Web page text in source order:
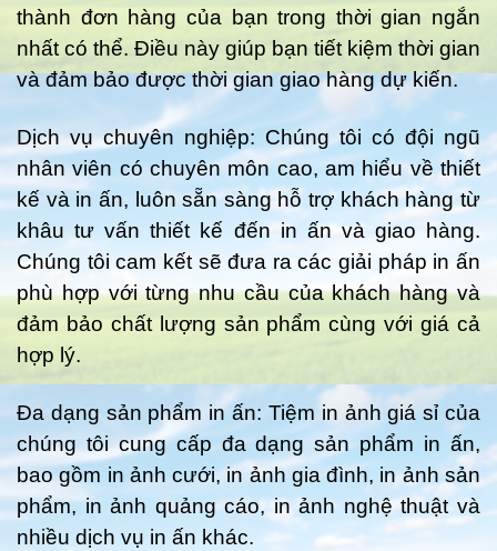
thành đơn hàng của bạn trong thời gian ngắn
nhất có thể. Điều này giúp bạn tiết kiệm thời gian
và đảm bảo được thời gian giao hàng dự kiến.
Dịch vụ chuyên nghiệp: Chúng tôi có đội ngũ
nhân viên có chuyên môn cao, am hiểu về thiết
kế và in ấn, luôn sẵn sàng hỗ trợ khách hàng từ
khâu tư vấn thiết kế đến in ấn và giao hàng.
Chúng tôi cam kết sẽ đưa ra các giải pháp in ấn
phù hợp với từng nhu cầu của khách hàng và
đảm bảo chất lượng sản phẩm cùng với giá cả
hợp lý.
Đa dạng sản phẩm in ấn: Tiệm in ảnh giá sỉ của
chúng tôi cung cấp đa dạng sản phẩm in ấn,
bao gồm in ảnh cưới, in ảnh gia đình, in ảnh sản
phẩm, in ảnh quảng cáo, in ảnh nghệ thuật và
nhiều dịch vụ in ấn khác.